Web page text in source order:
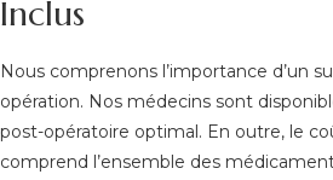
Inclus
Nous comprenons l’importance d’un
opération. Nos médecins sont
post-opératoire optimal. En outre, le
comprend l’ensemble des